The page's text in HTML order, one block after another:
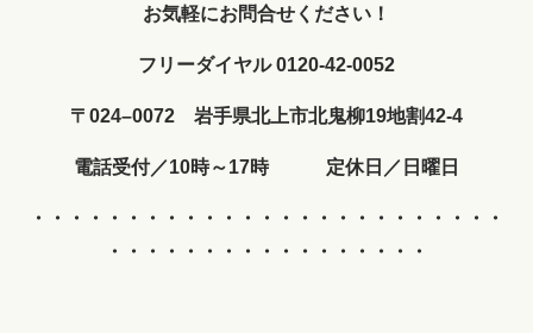
お気軽にお問合せください！
フリーダイヤル 0120-42-0052
〒024–0072 岩手県北上市北鬼柳19地割42-4
電話受付／10時～17時 定休日／日曜日
・・・・・・・・・・・・
・・・・・・・・・・・・・
・・・・・・・・・・・・・・・・・